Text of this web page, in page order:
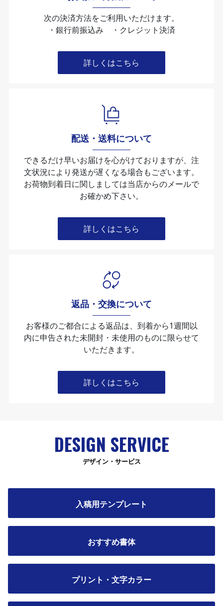
次の決済方法をご利用いただけます。
・銀行前振込み ・クレジット決済
詳しくはこちら
配送・送料について
できるだけ早いお届けを心がけておりますが、注
文状況により発送が遅くなる場合もございます。
お荷物到着日に関しましては当店からのメールで
お確かめ下さい。
詳しくはこちら
返品・交換について
お客様のご都合による返品は、到着から1週間以
内に申告された未開封・未使⽤のものに限らせて
いただきます。
詳しくはこちら
DESIGN SERVICE
デザイン・サービス
入稿用テンプレート
おすすめ書体
プリント・文字カラー